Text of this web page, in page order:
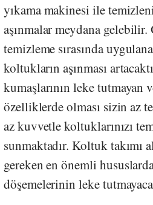
yıkama makinesi ile
aşınmalar meydana
temizleme sırasında
koltukların aşınması
kumaşlarının leke tutmayan
özelliklerde olması sizin az
az kuvvetle koltuklarınızı
sunmaktadır. Koltuk takımı
gereken en önemli
döşemelerinin leke